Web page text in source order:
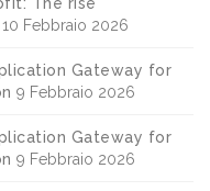
10 Febbraio 2026
Gateway for
9 Febbraio 2026
Gateway for
9 Febbraio 2026